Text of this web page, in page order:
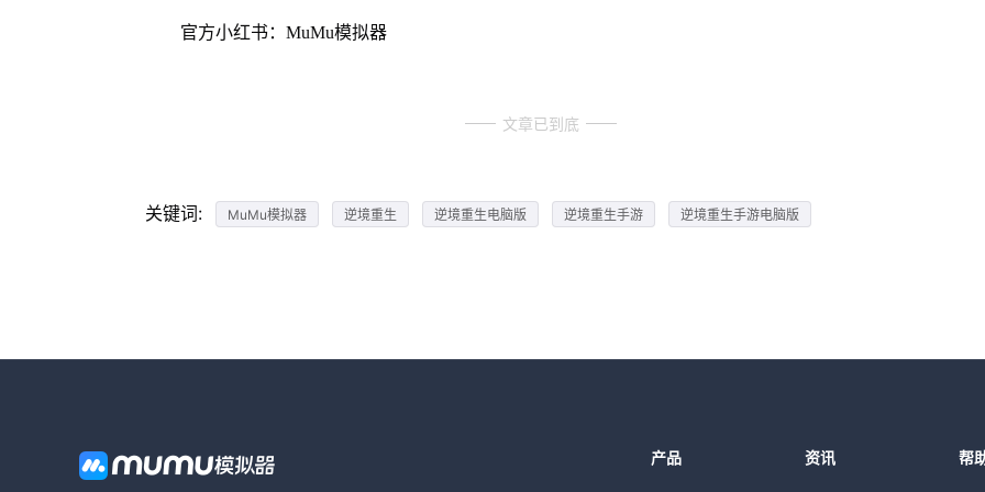
官方小红书：MuMu模拟器
文章已到底
关键词: MuMu模拟器 逆境重生 逆境重生电脑版 逆境重生手游 逆境重生手游电脑版
产品 资讯 帮